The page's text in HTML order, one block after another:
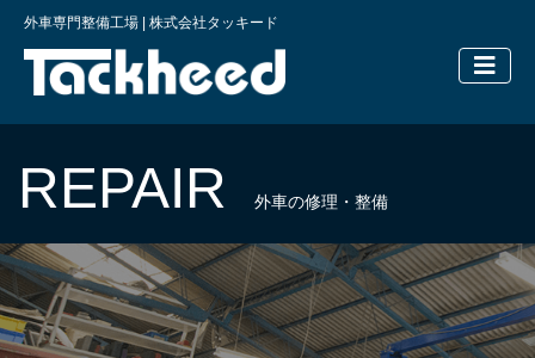
外車専門整備工場 | 株式会社タッキード
横浜の外
REPAIR 外車の修理・整備